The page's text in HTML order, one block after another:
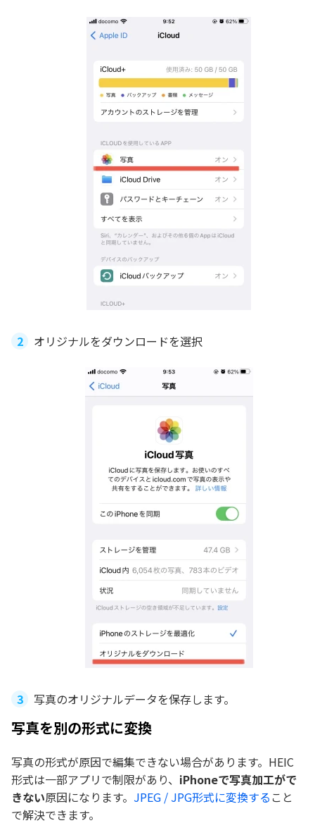
オリジナルをダウンロードを選択
写真のオリジナルデータを保存します。
写真を別の形式に変換
写真の形式が原因で編集できない場合があります。HEIC
形式は一部アプリで制限があり、 iPhoneで写真加工がで
きない原因になります。 JPEG / JPG形式に変換する こと
で解決できます。